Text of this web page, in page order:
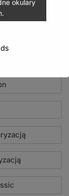
okulary